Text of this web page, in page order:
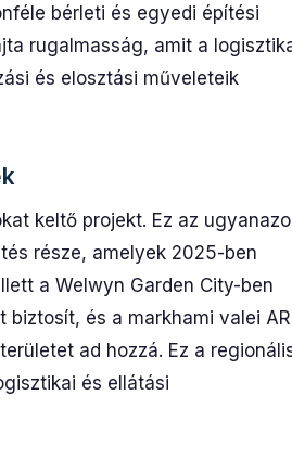
bérleti és egyedi építési
rugalmasság, amit a
és elosztási műveleteik
keltő projekt. Ez az
része, amelyek 2025-ben
a Welwyn Garden City-ben
és a markhami valei
ad hozzá. Ez a
és ellátási